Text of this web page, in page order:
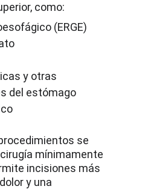
como:
(ERGE)
y otras
del estómago
se
mínimamente
incisiones más
y una